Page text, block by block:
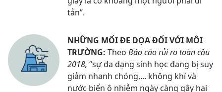
tản”.
NHỮNG MỐI ĐE DỌA ĐỐI VỚI MÔI
TRƯỜNG: Theo Báo cáo rủi ro toàn cầu
2018, “sự đa dạng sinh học đang bị suy
giảm nhanh chóng,... không khí và
nước biển ô nhiễm ngày càng gây hại